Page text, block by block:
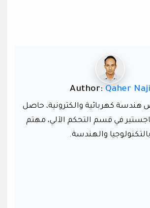
Author: Qaher Naji
كهربائية والكترونية، حاصل
في قسم التحكم الآلي، مهتم
بالتكنولوجيا والهندسة.